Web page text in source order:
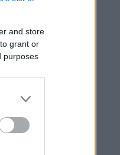
and store
grant or
purposes